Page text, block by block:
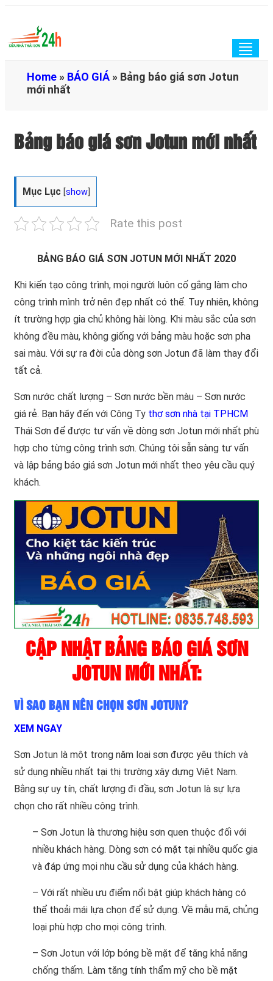
Home » BÁO GIÁ » Bảng báo giá sơn Jotun
mới nhất
Bảng báo giá sơn Jotun mới nhất
Mục Lục [show
Rate this post
BẢNG BÁO GIÁ SƠN JOTUN MỚI NHẤT 2020
Khi kiến tạo công trình, mọi người luôn cố gắng làm cho
công trình mình trở nên đẹp nhất có thể. Tuy nhiên, không
ít trường hợp gia chủ không hài lòng. Khi màu sắc của sơn
không đều màu, không giống với bảng màu hoặc sơn pha
sai màu. Với sự ra đời của dòng sơn Jotun đã làm thay đổi
tất cả.
Sơn nước chất lượng – Sơn nước bền màu – Sơn nước
giá rẻ. Bạn hãy đến với Công Ty thợ sơn nhà tại TPHCM
Thái Sơn để được tư vấn về dòng sơn Jotun mới nhất phù
hợp cho từng công trình sơn. Chúng tôi sẵn sàng tư vấn
và lập bảng báo giá sơn Jotun mới nhất theo yêu cầu quý
khách.
CẬP NHẬT BẢNG BÁO GIÁ SƠN
JOTUN MỚI NHẤT:
VÌ SAO BẠN NÊN CHỌN SƠN JOTUN?
XEM NGAY
Sơn Jotun là một trong năm loại sơn được yêu thích và
sử dụng nhiều nhất tại thị trường xây dựng Việt Nam.
Bằng sự uy tín, chất lượng đi đầu, sơn Jotun là sự lựa
chọn cho rất nhiều công trình.
– Sơn Jotun là thương hiệu sơn quen thuộc đối với
nhiều khách hàng. Dòng sơn có mặt tại nhiều quốc gia
và đáp ứng mọi nhu cầu sử dụng của khách hàng.
– Với rất nhiều ưu điểm nổi bật giúp khách hàng có
thể thoải mái lựa chọn để sử dụng. Về mẫu mã, chủng
loại phù hợp cho mọi công trình.
– Sơn Jotun với lớp bóng bề mặt để tăng khả năng
chống thấm. Làm tăng tính thẩm mỹ cho bề mặt